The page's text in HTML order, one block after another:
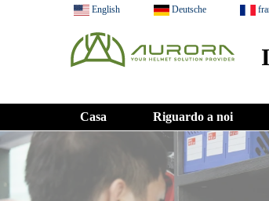
English Deutsche
Casa Riguardo a noi